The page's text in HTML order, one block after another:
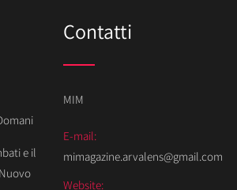
e il
Contatti
MIM
E-mail:
mimagazine.arvalens@gmail.com
Website: